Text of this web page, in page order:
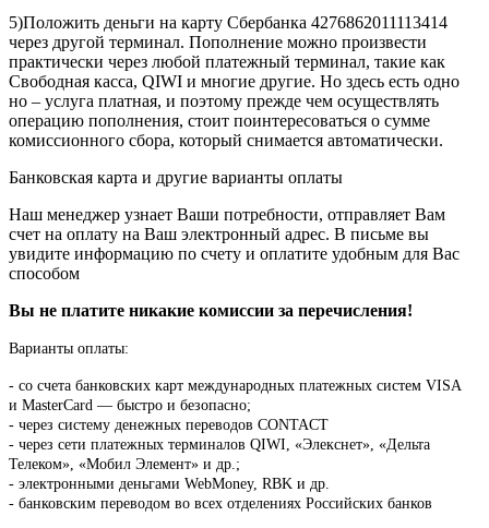
5)Положить деньги на карту Сбербанка 4276862011113414
через другой терминал. Пополнение можно произвести
практически через любой платежный терминал, такие как
Свободная касса, QIWI и многие другие. Но здесь есть одно
но – услуга платная, и поэтому прежде чем осуществлять
операцию пополнения, стоит поинтересоваться о сумме
комиссионного сбора, который снимается автоматически.
Банковская карта и другие варианты оплаты
Наш менеджер узнает Ваши потребности, отправляет Вам
счет на оплату на Ваш электронный адрес. В письме вы
увидите информацию по счету и оплатите удобным для Вас
способом
Вы не платите никакие комиссии за перечисления!
Варианты оплаты:
- со счета банковских карт международных платежных систем VISA
и MasterCard — быстро и безопасно;
- через систему денежных переводов CONTACT
- через сети платежных терминалов QIWI, «Элекснет», «Дельта
Телеком», «Мобил Элемент» и др.;
- электронными деньгами WebMoney, RBK и др.
- банковским переводом во всех отделениях Российских банков